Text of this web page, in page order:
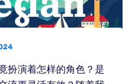
扮演着怎样的角色？是